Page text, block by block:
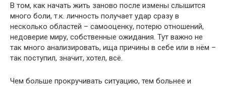
В том, как начать жить заново после измены слышится
много боли, т.к. личность получает удар сразу в
несколько областей – самооценку, потерю отношений,
недоверие миру, собственные ожидания. Тут важно не
так много анализировать, ища причины в себе или в нём –
так поступил, значит, хотел, всё.
Чем больше прокручивать ситуацию, тем больнее и